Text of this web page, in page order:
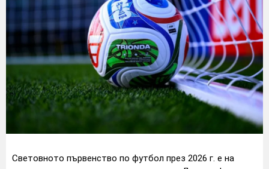
Световното първенство по футбол през 2026 г. е на